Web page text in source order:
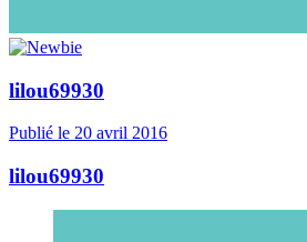
lilou69930
Publié le 20 avril 2016
lilou69930